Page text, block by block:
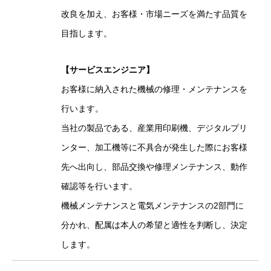
改良を加え、お客様・市場ニーズを満たす品質を
目指します。
【サービスエンジニア】
お客様に納入された機械の修理・メンテナンスを
行います。
当社の製品である、産業用印刷機、デジタルプリ
ンター、加工機等に不具合が発生した際にお客様
先へ出向し、部品交換や修理メンテナンス、動作
確認等を行います。
機械メンテナンスと電気メンテナンスの2部門に
分かれ、配属は本人の希望と適性を判断し、決定
します。